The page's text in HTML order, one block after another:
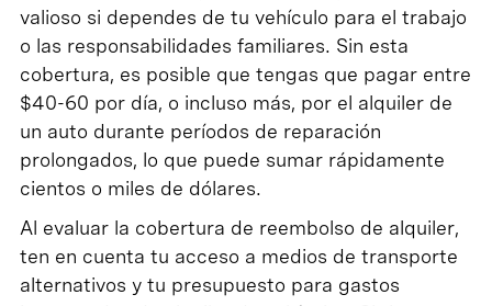
valioso si dependes de tu vehículo para el trabajo
o las responsabilidades familiares. Sin esta
cobertura, es posible que tengas que pagar entre
$40-60 por día, o incluso más, por el alquiler de
un auto durante períodos de reparación
prolongados, lo que puede sumar rápidamente
cientos o miles de dólares.
Al evaluar la cobertura de reembolso de alquiler,
ten en cuenta tu acceso a medios de transporte
alternativos y tu presupuesto para gastos